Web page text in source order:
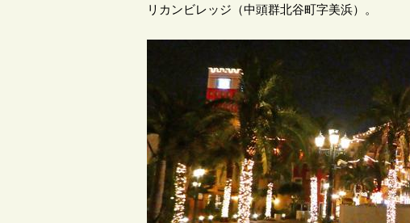
リカンビレッジ（中頭群北谷町字美浜）。